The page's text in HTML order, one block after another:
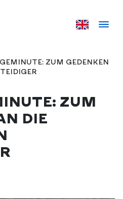
ZUM GEDENKEN
ZUM
DIE